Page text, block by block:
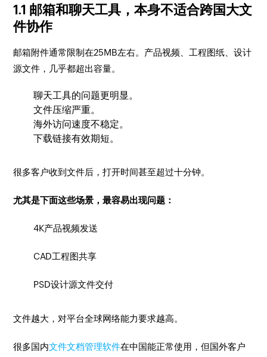
1.1 邮箱和聊天工具，本身不适合跨国大文
件协作
邮箱附件通常限制在25MB左右。产品视频、工程图纸、设计
源文件，几乎都超出容量。
聊天工具的问题更明显。
文件压缩严重。
海外访问速度不稳定。
下载链接有效期短。
很多客户收到文件后，打开时间甚至超过十分钟。
尤其是下面这些场景，最容易出现问题：
4K产品视频发送
CAD工程图共享
PSD设计源文件交付
文件越大，对平台全球网络能力要求越高。
很多国内文件文档管理软件在中国能正常使用，但国外客户